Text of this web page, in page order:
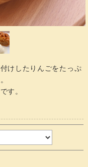
けしたりんごをたっぷ
す。